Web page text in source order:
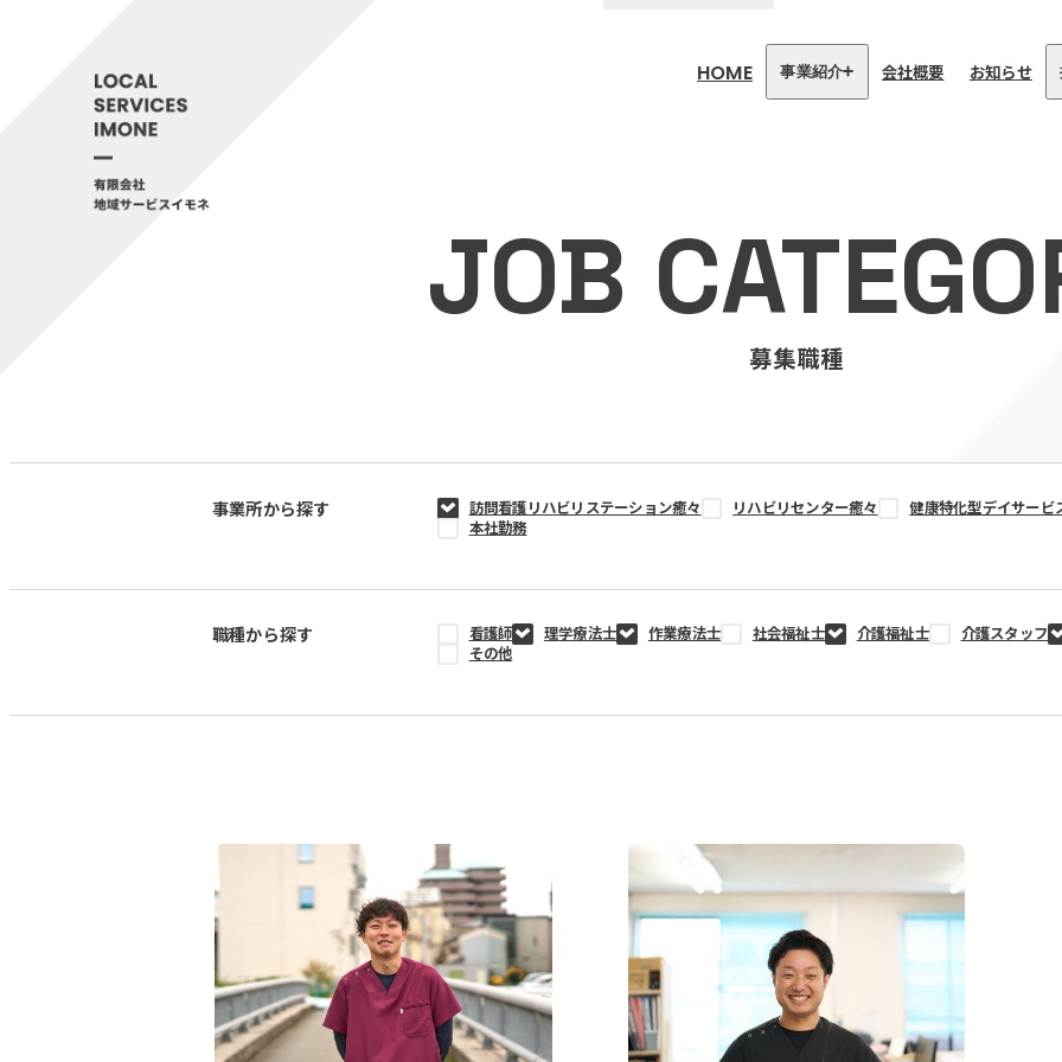
HOME 事業紹介
リハビリセンター癒々
健康特化型デイサービス癒々＋
α
福祉用具プランナー癒々
会社概要 お知らせ
JOB
募集職種
事業所から探す 訪問看護リハビリステーション癒々 リハビリセンター癒々 健康特化型デイサービ
本社勤務
職種から探す 看護師 理学療法士 作業療法士 社会福祉士 介護福祉士 介護スタッフ
その他